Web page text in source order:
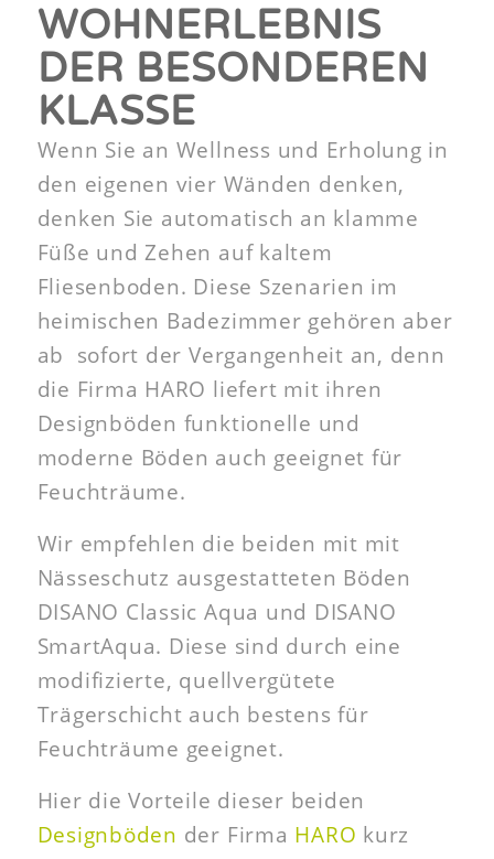
WOHNERLEBNIS
DER BESONDEREN
KLASSE
Wenn Sie an Wellness und Erholung in
den eigenen vier Wänden denken,
denken Sie automatisch an klamme
Füße und Zehen auf kaltem
Fliesenboden. Diese Szenarien im
heimischen Badezimmer gehören aber
ab sofort der Vergangenheit an, denn
die Firma HARO liefert mit ihren
Designböden funktionelle und
moderne Böden auch geeignet für
Feuchträume.
Wir empfehlen die beiden mit mit
Nässeschutz ausgestatteten Böden
DISANO Classic Aqua und DISANO
SmartAqua. Diese sind durch eine
modifizierte, quellvergütete
Trägerschicht auch bestens für
Feuchträume geeignet.
Hier die Vorteile dieser beiden
Designböden der Firma HARO kurz